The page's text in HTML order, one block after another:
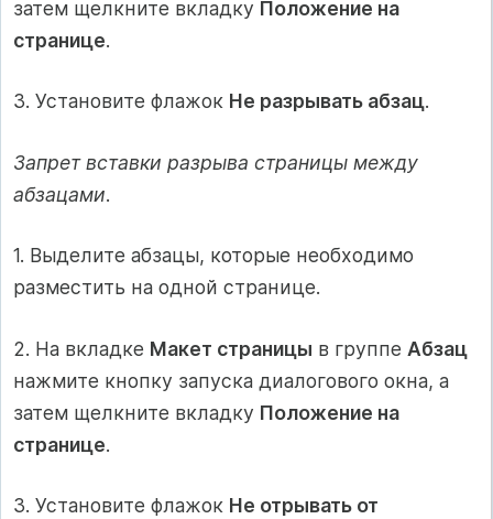
затем щелкните вкладку Положение на
странице.
3. Установите флажок Не разрывать абзац.
Запрет вставки разрыва страницы между
абзацами.
1. Выделите абзацы, которые необходимо
разместить на одной странице.
2. На вкладке Макет страницы в группе Абзац
нажмите кнопку запуска диалогового окна, а
затем щелкните вкладку Положение на
странице.
3. Установите флажок Не отрывать от